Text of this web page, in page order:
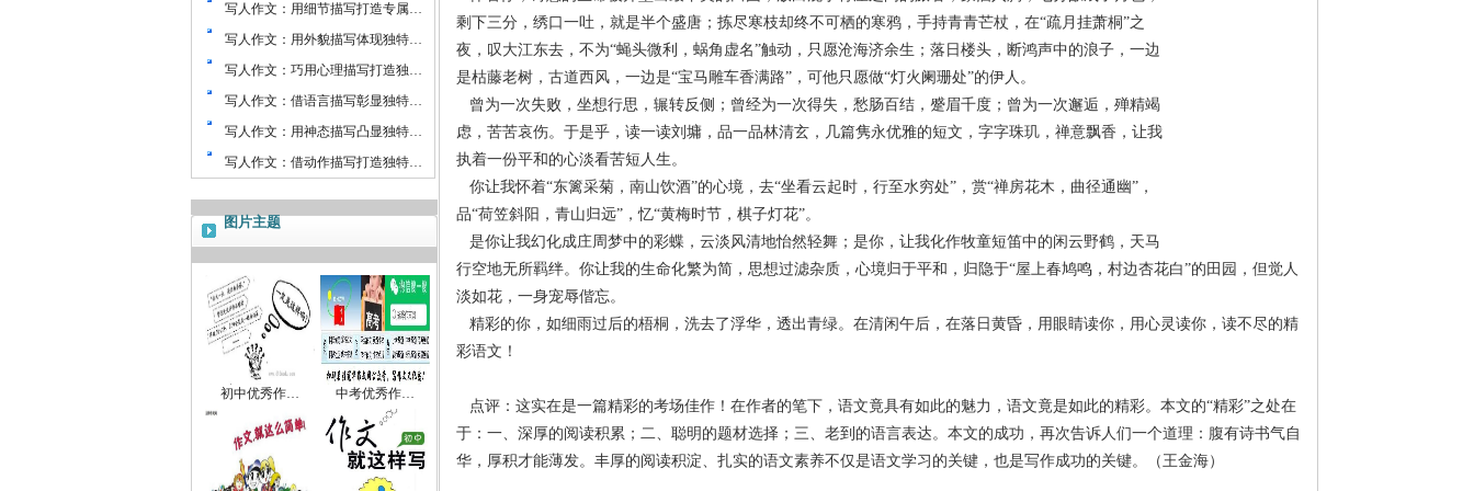
写人作文：用细节描写打造专属…
写人作文：用外貌描写体现独特…
写人作文：巧用心理描写打造独…
写人作文：借语言描写彰显独特…
写人作文：用神态描写凸显独特…
写人作文：借动作描写打造独特…
图片主题
初中优秀作… 中考优秀作…
剩下三分，绣口一吐，就是半个盛唐；拣尽寒枝却终不可栖的寒鸦，手持青青芒杖，在“疏月挂萧桐”之
夜，叹大江东去，不为“蝇头微利，蜗角虚名”触动，只愿沧海济余生；落日楼头，断鸿声中的浪子，一边
是枯藤老树，古道西风，一边是“宝马雕车香满路”，可他只愿做“灯火阑珊处”的伊人。
曾为一次失败，坐想行思，辗转反侧；曾经为一次得失，愁肠百结，蹙眉千度；曾为一次邂逅，殚精竭
虑，苦苦哀伤。于是乎，读一读刘墉，品一品林清玄，几篇隽永优雅的短文，字字珠玑，禅意飘香，让我
执着一份平和的心淡看苦短人生。
你让我怀着“东篱采菊，南山饮酒”的心境，去“坐看云起时，行至水穷处”，赏“禅房花木，曲径通幽”，
品“荷笠斜阳，青山归远”，忆“黄梅时节，棋子灯花”。
是你让我幻化成庄周梦中的彩蝶，云淡风清地怡然轻舞；是你，让我化作牧童短笛中的闲云野鹤，天马
行空地无所羁绊。你让我的生命化繁为简，思想过滤杂质，心境归于平和，归隐于“屋上春鸠鸣，村边杏花白”的田园，但觉人
淡如花，一身宠辱偕忘。
精彩的你，如细雨过后的梧桐，洗去了浮华，透出青绿。在清闲午后，在落日黄昏，用眼睛读你，用心灵读你，读不尽的精
彩语文！
点评：这实在是一篇精彩的考场佳作！在作者的笔下，语文竟具有如此的魅力，语文竟是如此的精彩。本文的“精彩”之处在
于：一、深厚的阅读积累；二、聪明的题材选择；三、老到的语言表达。本文的成功，再次告诉人们一个道理：腹有诗书气自
华，厚积才能薄发。丰厚的阅读积淀、扎实的语文素养不仅是语文学习的关键，也是写作成功的关键。（王金海）